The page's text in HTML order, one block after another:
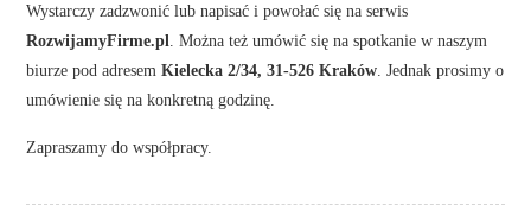
Wystarczy zadzwonić lub napisać i powołać się na serwis
RozwijamyFirme.pl. Można też umówić się na spotkanie w naszym
biurze pod adresemKielecka 2/34, 31-526 Kraków. Jednak prosimy o
umówienie się na konkretną godzinę.
Zapraszamy do współpracy.